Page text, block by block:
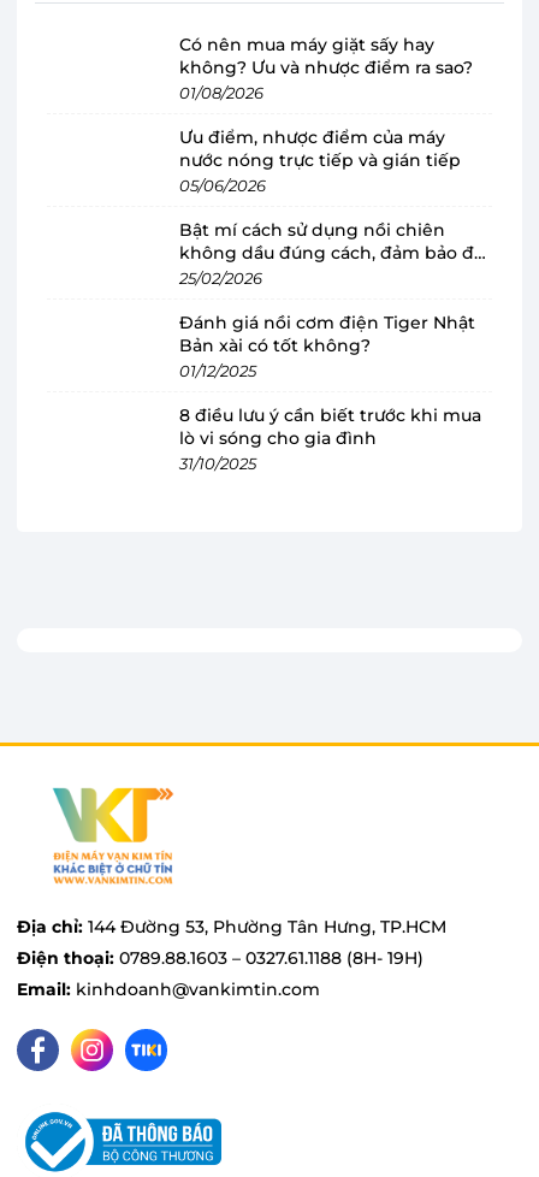
Quạt điều hòa Hòa Phát HPCF1-045 màu
sắc trang nhã, phù hợp diện tích từ 15 -
Quạt điều hòa Hòa Phátcó thiết kế đơn giản với
2 màu sắc trắng đen trang nhã, phù hợp sử
20m2 như phòng khách, phòng ngủ, văn phòng,
nhà hàng, quán ăn,... đi kèm bánh xe để bạn dễ
dàng di chuyển đến những vị trí mong muốn
mà không gặp khó khăn.
Bình chứa nước lớn 25 lít
bị bình chứa nước có dung tích lớn lên đến 25 lít,
châm nước nhiều lần. Bên cạnh đó, HPCF1-045
còn có thang đo mực nước giúp bạn dễ dàng
Có nên mua máy giặt sấy hay
không? Ưu và nhược điểm ra sao?
01/08/2026
Ưu điểm, nhược điểm của máy
nước nóng trực tiếp và gián tiếp
05/06/2026
Bật mí cách sử dụng nồi chiên
không dầu đúng cách, đảm bảo độ
bền
25/02/2026
Đánh giá nồi cơm điện Tiger Nhật
Bản xài có tốt không?
01/12/2025
8 điều lưu ý cần biết trước khi mua
lò vi sóng cho gia đình
31/10/2025
Địa chỉ: 144 Đường 53, Phường Tân Hưng, TP.HCM
Điện thoại: 0789.88.1603 – 0327.61.1188 (8H- 19H)
Email: kinhdoanh@vankimtin.com